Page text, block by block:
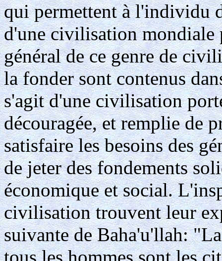
qui permettent à l'individu
d'une civilisation mondiale
général de ce genre de
la fonder sont contenus
s'agit d'une civilisation
découragée, et remplie de
satisfaire les besoins des
de jeter des fondements
économique et social.
civilisation trouvent leur
suivante de Baha'u'llah: